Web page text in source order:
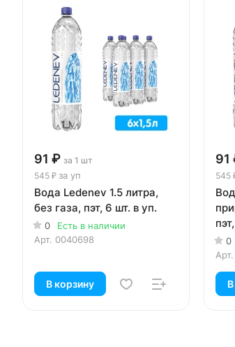
91 ₽ за 1 шт
545 ₽ за уп
Вода Ledenev 1.5 литра,
без газа, пэт, 6 шт. в уп.
0
Есть в наличии
Арт. 0040698
В корзину
91
545
0
Арт.